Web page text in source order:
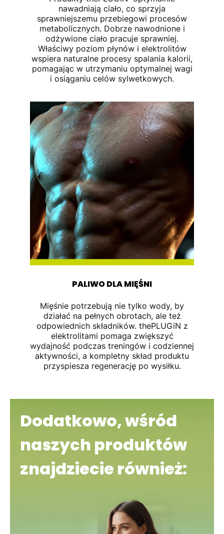
nawadniają ciało, co sprzyja
sprawniejszemu przebiegowi procesów
metabolicznych. Dobrze nawodnione i
odżywione ciało pracuje sprawniej.
Właściwy poziom płynów i elektrolitów
wspiera naturalne procesy spalania kalorii,
pomagając w utrzymaniu optymalnej wagi
i osiąganiu celów sylwetkowych.
PALIWO DLA MIĘŚNI
Mięśnie potrzebują nie tylko wody, by
działać na pełnych obrotach, ale też
odpowiednich składników. thePLUGiN z
elektrolitami pomaga zwiększyć
wydajność podczas treningów i codziennej
aktywności, a kompletny skład produktu
przyspiesza regenerację po wysiłku.
Dodatkowo, wśród
naszych produktów
znajdziecie również: